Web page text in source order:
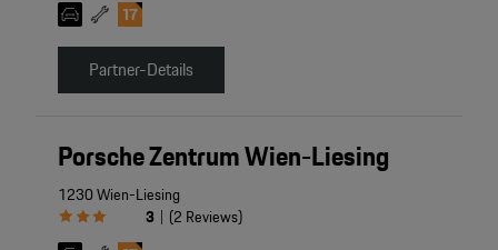
Partner-Details
Porsche Zentrum Wien-Liesing
1230 Wien-Liesing
3 | (2 Reviews)